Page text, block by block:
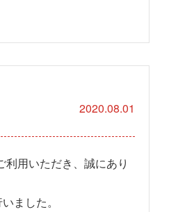
2020.08.01
利用いただき、誠にあり
ました。